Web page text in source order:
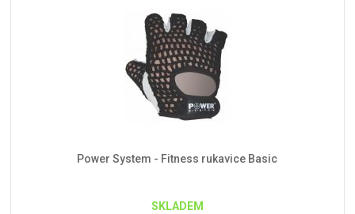
Power System - Fitness rukavice Basic
SKLADEM